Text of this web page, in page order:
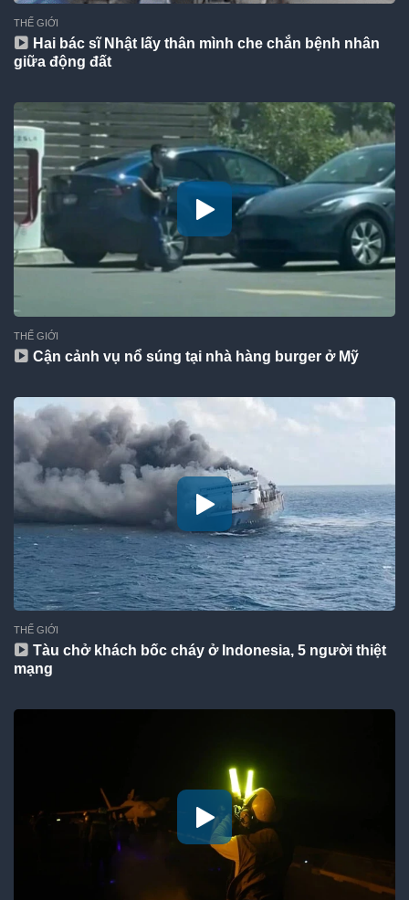
THẾ GIỚI
Hai bác sĩ Nhật lấy thân mình che chắn bệnh nhân
giữa động đất
THẾ GIỚI
Cận cảnh vụ nổ súng tại nhà hàng burger ở Mỹ
THẾ GIỚI
Tàu chở khách bốc cháy ở Indonesia, 5 người thiệt
mạng